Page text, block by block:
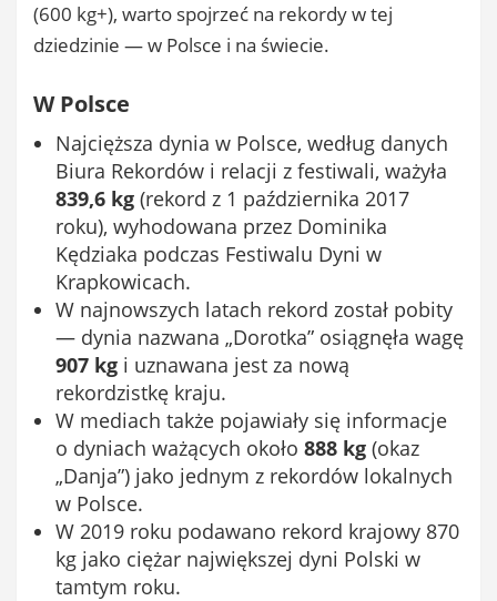
(600 kg+), warto spojrzeć na rekordy w tej
dziedzinie — w Polsce i na świecie.
W Polsce
Najcięższa dynia w Polsce, według danych
Biura Rekordów i relacji z festiwali, ważyła
839,6 kg (rekord z 1 października 2017
roku), wyhodowana przez Dominika
Kędziaka podczas Festiwalu Dyni w
Krapkowicach.
W najnowszych latach rekord został pobity
— dynia nazwana „Dorotka” osiągnęła wagę
907 kg i uznawana jest za nową
rekordzistkę kraju.
W mediach także pojawiały się informacje
o dyniach ważących około 888 kg (okaz
„Danja”) jako jednym z rekordów lokalnych
w Polsce.
W 2019 roku podawano rekord krajowy 870
kg jako ciężar największej dyni Polski w
tamtym roku.